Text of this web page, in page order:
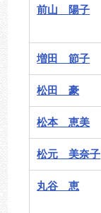
前山 陽子
増田 節子
松田 豪
松本 恵美
松元 美奈子
丸谷 恵